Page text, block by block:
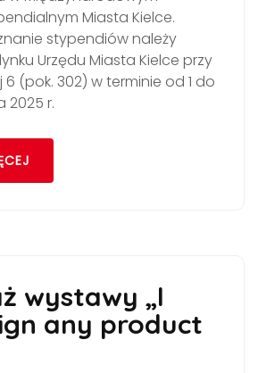
Miasta Kielce.
stypendiów należy
Urzędu Miasta Kielce przy
6 (pok. 302) w terminie od 1 do
2025 r.
wystawy „I
any product